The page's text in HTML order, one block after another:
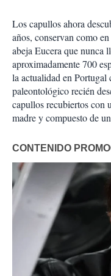
Los capullos ahora
años, conservan como
abeja Eucera que nunca
aproximadamente 700
la actualidad en
paleontológico recién
capullos recubiertos
madre y compuesto de